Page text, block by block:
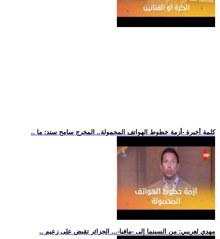
.. كلمة أخيرة -أزمة خطوط الهواتف المحمولة.. المخرج سامح سند: ما
.. مهدي لعريبي: من السينما إلى -مافيا-... الجزائر تقبض على زعيم